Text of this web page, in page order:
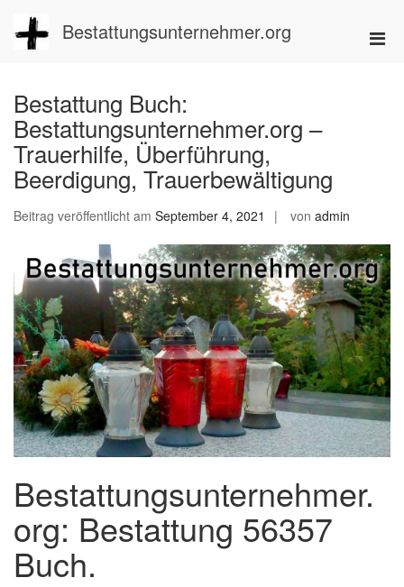
Inhalt
springen
Bestattungsunternehmer.org
Bestattung Buch:
Bestattungsunternehmer.org –
Trauerhilfe, Überführung,
Beerdigung, Trauerbewältigung
Beitrag veröffentlicht am September 4, 2021 von admin
Bestattungsunternehmer.
org: Bestattung 56357
Buch.